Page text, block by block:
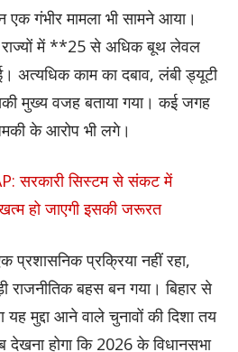
गंभीर मामला भी सामने आया।
में **25 से अधिक बूथ लेवल
अत्यधिक काम का दबाव, लंबी ड्यूटी
मुख्य वजह बताया गया। कई जगह
के आरोप भी लगे।
सरकारी सिस्टम से संकट में
हो जाएगी इसकी जरूरत
प्रशासनिक प्रक्रिया नहीं रहा,
बहस बन गया। बिहार से
मुद्दा आने वाले चुनावों की दिशा तय
होगा कि 2026 के विधानसभा